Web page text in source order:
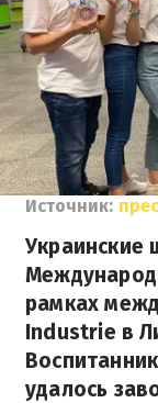
Источник:
Украинские
рамках
Industrie в
удалось